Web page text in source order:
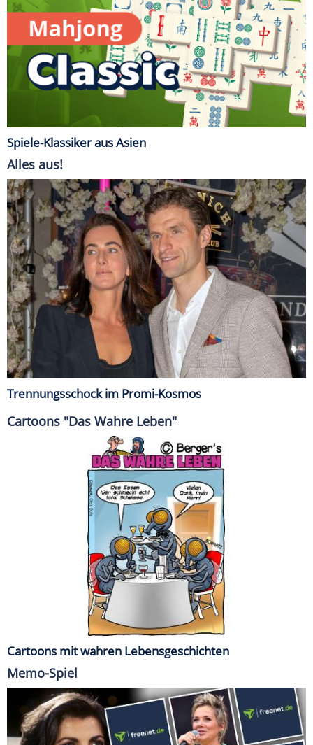
Spiele-Klassiker aus Asien
Alles aus!
Trennungsschock im Promi-Kosmos
Cartoons "Das Wahre Leben"
Cartoons mit wahren Lebensgeschichten
Memo-Spiel